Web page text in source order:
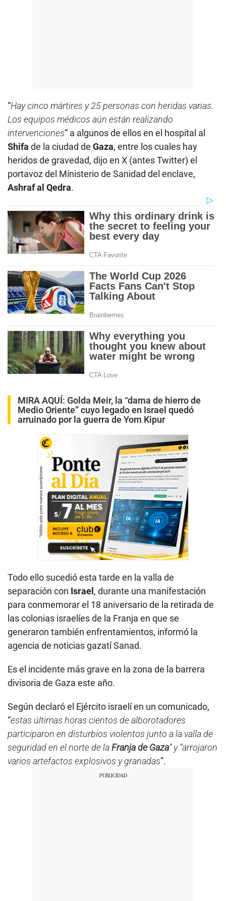
“Hay cinco mártires y 25 personas con heridas varias.
Los equipos médicos aún están realizando
intervenciones” a algunos de ellos en el hospital al
Shifa de la ciudad de Gaza, entre los cuales hay
heridos de gravedad, dijo en X (antes Twitter) el
portavoz del Ministerio de Sanidad del enclave,
Ashraf al Qedra.
MIRA AQUÍ: Golda Meir, la “dama de hierro de
Medio Oriente” cuyo legado en Israel quedó
arruinado por la guerra de Yom Kipur
Todo ello sucedió esta tarde en la valla de
separación con Israel, durante una manifestación
para conmemorar el 18 aniversario de la retirada de
las colonias israelíes de la Franja en que se
generaron también enfrentamientos, informó la
agencia de noticias gazatí Sanad.
Es el incidente más grave en la zona de la barrera
divisoria de Gaza este año.
Según declaró el Ejército israelí en un comunicado,
“estas últimas horas cientos de alborotadores
participaron en disturbios violentos junto a la valla de
seguridad en el norte de laFranja de Gaza” y “arrojaron
varios artefactos explosivos y granadas”.